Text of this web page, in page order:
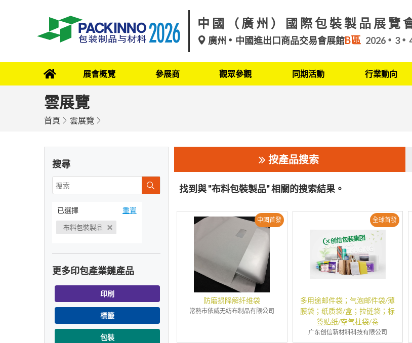
中國（廣州）國際包裝製品展覽
廣州 中國進出口商品交易會展館B區 2026 3
展會概覽 參展商 觀眾參觀 同期活動 行業動向
雲展覽
首頁 雲展覽
搜尋
已選擇 重置
布料包裝製品
更多印包產業鏈產品
印刷
標籤
包裝
按產品搜索
找到與 "布料包裝製品" 相關的搜索結果。
中國首發
防磨损降解纤维袋
常熟市依威无纺布制品有限公司
全球首發
多用途邮件袋；气泡邮件袋/薄
膜袋；纸质袋/盒；拉链袋；标
签贴纸/空气柱袋/卷
广东创信新材料科技有限公司